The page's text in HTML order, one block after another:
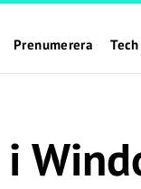
Prenumerera Tech